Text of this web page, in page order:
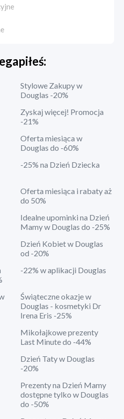
Stylowe Zakupy w
Douglas -20%
Zyskaj więcej! Promocja
-21%
Oferta miesiąca w
Douglas do -60%
-25% na Dzień Dziecka
Oferta miesiąca i rabaty aż
do 50%
Idealne upominki na Dzień
Mamy w Douglas do -25%
Dzień Kobiet w Douglas
od -20%
-22% w aplikacji Douglas
Świąteczne okazje w
Douglas - kosmetyki Dr
Irena Eris -25%
Mikołajkowe prezenty
Last Minute do -44%
Dzień Taty w Douglas
-20%
Prezenty na Dzień Mamy
dostępne tylko w Douglas
do -50%